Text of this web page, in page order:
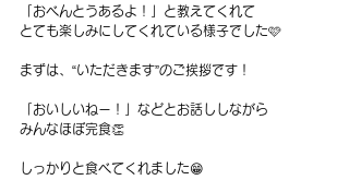
「おべんとうあるよ！」と教えてくれて
とても楽しみにしてくれている様子でした🩷
まずは、“いただきます”のご挨拶です！
「おいしいねー！」などとお話ししながら
みんなほぼ完食👏
しっかりと食べてくれました😁